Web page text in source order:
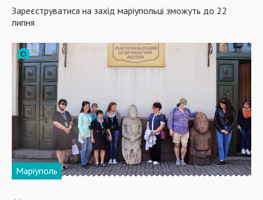
Зареєструватися на захід маріупольці зможуть до 22
липня
Маріуполь